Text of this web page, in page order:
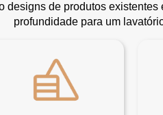
de produtos
profundidade para um